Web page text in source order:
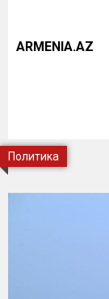
ARMENIA.AZ
Политика